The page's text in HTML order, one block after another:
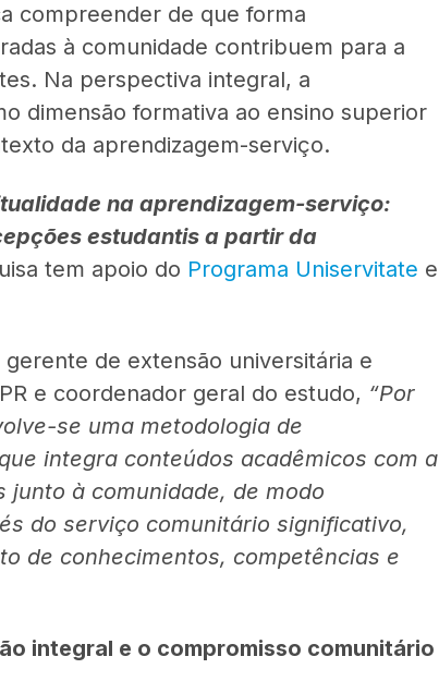
compreender de que forma
à comunidade contribuem para a
Na perspectiva integral, a
dimensão formativa ao ensino superior
da aprendizagem-serviço.
na aprendizagem-serviço:
estudantis a partir da
tem apoio do Programa Uniservitate e
de extensão universitária e
e coordenador geral do estudo, “Por
se uma metodologia de
integra conteúdos acadêmicos com a
à comunidade, de modo
do serviço comunitário significativo,
de conhecimentos, competências e
integral e o compromisso comunitário